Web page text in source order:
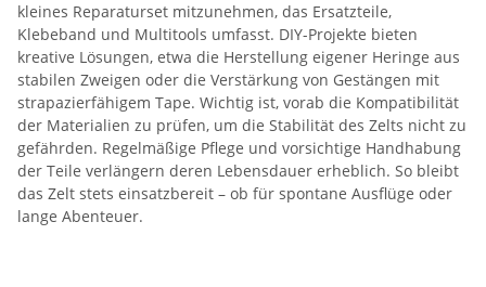
kleines Reparaturset mitzunehmen, das Ersatzteile,
Klebeband und Multitools umfasst. DIY-Projekte bieten
kreative Lösungen, etwa die Herstellung eigener Heringe aus
stabilen Zweigen oder die Verstärkung von Gestängen mit
strapazierfähigem Tape. Wichtig ist, vorab die Kompatibilität
der Materialien zu prüfen, um die Stabilität des Zelts nicht zu
gefährden. Regelmäßige Pflege und vorsichtige Handhabung
der Teile verlängern deren Lebensdauer erheblich. So bleibt
das Zelt stets einsatzbereit – ob für spontane Ausflüge oder
lange Abenteuer.